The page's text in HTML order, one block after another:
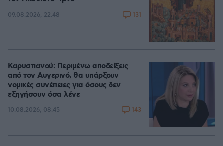
09.08.2026, 22:48 131
Καρυστιανού: Περιμένω αποδείξεις
από τον Αυγερινό, θα υπάρξουν
νομικές συνέπειες για όσους δεν
εξηγήσουν όσα λένε
10.08.2026, 08:45 143